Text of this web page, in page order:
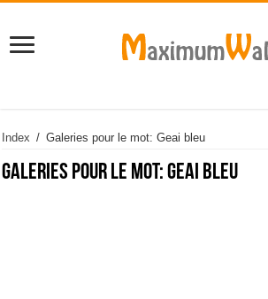
Index / Galeries pour le mot: Geai bleu
Galeries pour le mot:Geai bleu